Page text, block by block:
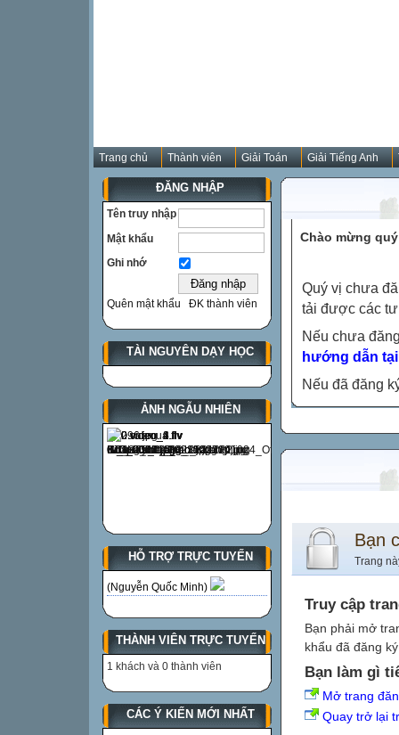
Trang chủ Thành viên Giải Toán Giải Tiếng Anh
ĐĂNG NHẬP
Tên truy nhập
Mật khẩu
Ghi nhớ
Quên mật khẩu ĐK thành viên
TÀI NGUYÊN DẠY HỌC
ẢNH NGẪU NHIÊN
HỖ TRỢ TRỰC TUYẾN
(Nguyễn Quốc Minh)
THÀNH VIÊN TRỰC TUYẾN
1 khách và 0 thành viên
CÁC Ý KIẾN MỚI NHẤT
Chào mừng
Quý vị chưa
tải được các
Nếu chưa
hướng dẫn
Nếu đã đăng
Bạn
Trang
Truy cập
Bạn phải mở
khẩu đã đăng
Bạn làm gì
Mở trang
Quay trở lại